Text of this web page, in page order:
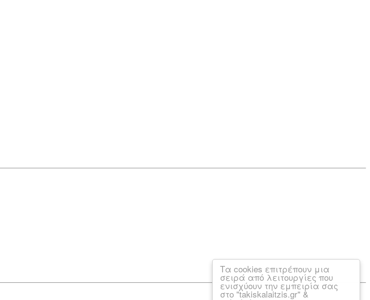
Τα cookies επιτρέπουν μια
σειρά από λειτουργίες που
ενισχύουν την εμπειρία σας
στο "takiskalaitzis.gr" &